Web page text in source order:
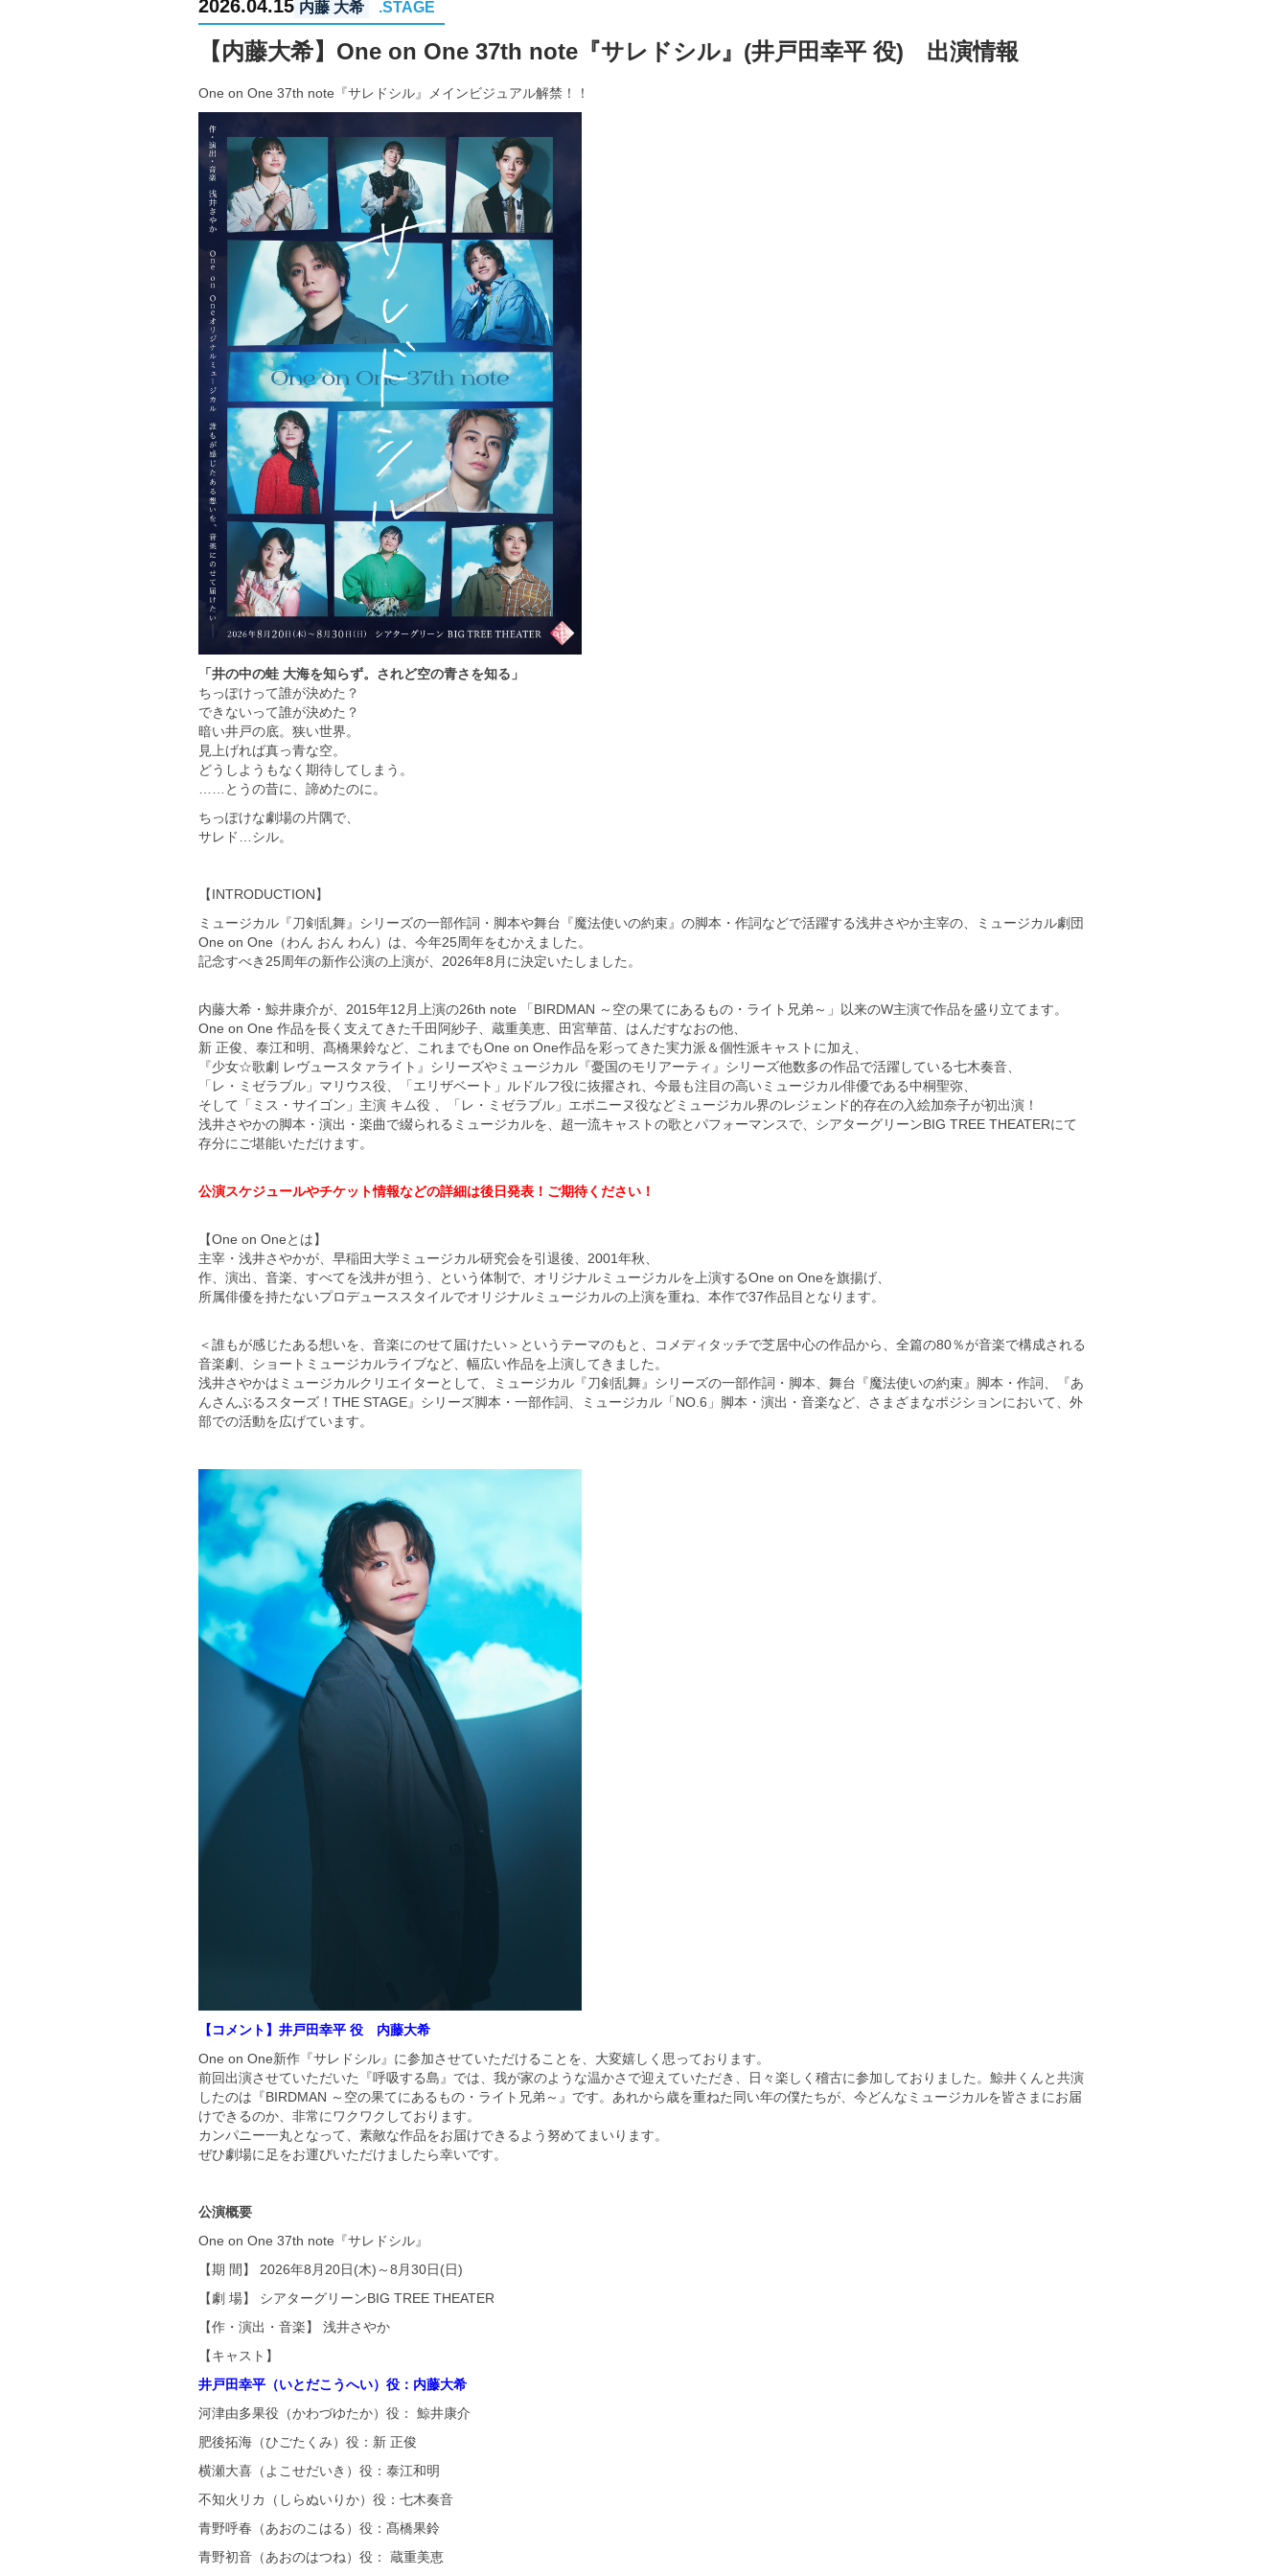
2026.04.15 内藤 大希 .STAGE
【内藤大希】One on One 37th note『サレドシル』(井戸田幸平 役) 出演情報
One on One 37th note『サレドシル』メインビジュアル解禁！！
「井の中の蛙 大海を知らず。されど空の青さを知る」
ちっぽけって誰が決めた？
できないって誰が決めた？
暗い井戸の底。狭い世界。
見上げれば真っ青な空。
どうしようもなく期待してしまう。
……とうの昔に、諦めたのに。
ちっぽけな劇場の片隅で、
サレド…シル。
【INTRODUCTION】
ミュージカル『刀剣乱舞』シリーズの一部作詞・脚本や舞台『魔法使いの約束』の脚本・作詞などで活躍する浅井さやか主宰の、ミュージカル劇団
One on One（わん おん わん）は、今年25周年をむかえました。
記念すべき25周年の新作公演の上演が、2026年8月に決定いたしました。
内藤大希・鯨井康介が、2015年12月上演の26th note 「BIRDMAN ～空の果てにあるもの・ライト兄弟～」以来のW主演で作品を盛り立てます。
One on One 作品を長く支えてきた千田阿紗子、蔵重美恵、田宮華苗、はんだすなおの他、
新 正俊、泰江和明、髙橋果鈴など、これまでもOne on One作品を彩ってきた実力派＆個性派キャストに加え、
『少女☆歌劇 レヴュースタァライト』シリーズやミュージカル『憂国のモリアーティ』シリーズ他数多の作品で活躍している七木奏音、
「レ・ミゼラブル」マリウス役、「エリザベート」ルドルフ役に抜擢され、今最も注目の高いミュージカル俳優である中桐聖弥、
そして「ミス・サイゴン」主演 キム役 、「レ・ミゼラブル」エポニーヌ役などミュージカル界のレジェンド的存在の入絵加奈子が初出演！
浅井さやかの脚本・演出・楽曲で綴られるミュージカルを、超一流キャストの歌とパフォーマンスで、シアターグリーンBIG TREE THEATERにて
存分にご堪能いただけます。
公演スケジュールやチケット情報などの詳細は後日発表！ご期待ください！
【One on Oneとは】
主宰・浅井さやかが、早稲田大学ミュージカル研究会を引退後、2001年秋、
作、演出、音楽、すべてを浅井が担う、という体制で、オリジナルミュージカルを上演するOne on Oneを旗揚げ、
所属俳優を持たないプロデューススタイルでオリジナルミュージカルの上演を重ね、本作で37作品目となります。
＜誰もが感じたある想いを、音楽にのせて届けたい＞というテーマのもと、コメディタッチで芝居中心の作品から、全篇の80％が音楽で構成される
音楽劇、ショートミュージカルライブなど、幅広い作品を上演してきました。
浅井さやかはミュージカルクリエイターとして、ミュージカル『刀剣乱舞』シリーズの一部作詞・脚本、舞台『魔法使いの約束』脚本・作詞、『あ
んさんぶるスターズ！THE STAGE』シリーズ脚本・一部作詞、ミュージカル「NO.6」脚本・演出・音楽など、さまざまなポジションにおいて、外
部での活動を広げています。
【コメント】井戸田幸平 役 内藤大希
One on One新作『サレドシル』に参加させていただけることを、大変嬉しく思っております。
前回出演させていただいた『呼吸する島』では、我が家のような温かさで迎えていただき、日々楽しく稽古に参加しておりました。鯨井くんと共演
したのは『BIRDMAN ～空の果てにあるもの・ライト兄弟～』です。あれから歳を重ねた同い年の僕たちが、今どんなミュージカルを皆さまにお届
けできるのか、非常にワクワクしております。
カンパニー一丸となって、素敵な作品をお届けできるよう努めてまいります。
ぜひ劇場に足をお運びいただけましたら幸いです。
公演概要
One on One 37th note『サレドシル』
【期 間】 2026年8月20日(木)～8月30日(日)
【劇 場】 シアターグリーンBIG TREE THEATER
【作・演出・音楽】 浅井さやか
【キャスト】
井戸田幸平（いとだこうへい）役：内藤大希
河津由多果役（かわづゆたか）役： 鯨井康介
肥後拓海（ひごたくみ）役：新 正俊
横瀬大喜（よこせだいき）役：泰江和明
不知火リカ（しらぬいりか）役：七木奏音
青野呼春（あおのこはる）役：髙橋果鈴
青野初音（あおのはつね）役： 蔵重美恵